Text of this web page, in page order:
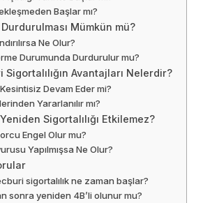
Başlar mı?
Durdurulması Mümkün mü?
Ne Olur?
Durumunda Durdurulur mu?
Avantajları Nelerdir?
Devam Eder mi?
Yararlanılır mı?
Sigortalılığı Etkilemez?
Engel Olur mu?
Yapılmışsa Ne Olur?
sigortalılık ne zaman başlar?
sonra yeniden 4B’li olunur mu?